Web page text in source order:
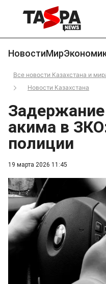
НовостиМир
Все новости Казахстана и
Новости Казахстана
19 марта 2026 11:45
Задержание
акима в
полиции